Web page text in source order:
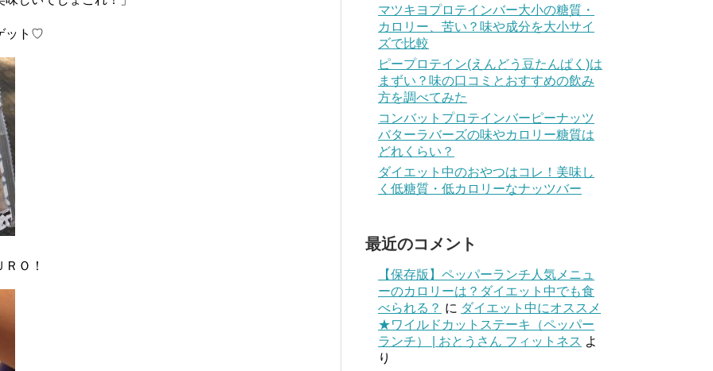
ット♡
Ｏ！
マツキヨプロテインバー大小の糖質・
カロリー、苦い？味や成分を大小サイ
ズで比較
ピープロテイン(えんどう豆たんぱく)は
まずい？味の口コミとおすすめの飲み
方を調べてみた
コンバットプロテインバーピーナッツ
バターラバーズの味やカロリー糖質は
どれくらい？
ダイエット中のおやつはコレ！美味し
く低糖質・低カロリーなナッツバー
最近のコメント
【保存版】ペッパーランチ人気メニュ
ーのカロリーは？ダイエット中でも食
べられる？ に ダイエット中にオススメ
★ワイルドカットステーキ（ペッパー
ランチ） | おとうさん フィットネス よ
り